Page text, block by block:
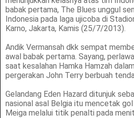
babak pertama, The Blues unggul
Indonesia pada laga ujicoba di
Karno, Jakarta, Kamis (25/7/2013).
Andik Vermansah dkk sempat
awal babak pertama. Sayang,
saat kesalahan Hamka Hamzah
pergerakan John Terry berbuah
Gelandang Eden Hazard ditunjuk
nasional asal Belgia itu mencetak
Meiga melalui titik penalti pada